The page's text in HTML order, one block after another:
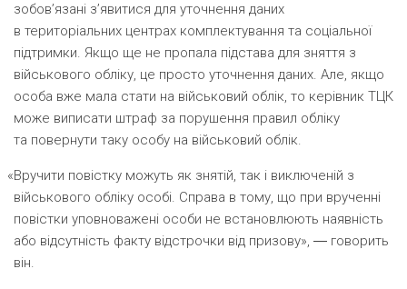
зобов’язані з’явитися для уточнення даних
в територіальних центрах комплектування та соціальної
підтримки. Якщо ще не пропала підстава для зняття з
військового обліку, це просто уточнення даних. Але, якщо
особа вже мала стати на військовий облік, то керівник ТЦК
може виписати штраф за порушення правил обліку
та повернути таку особу на військовий облік.
«Вручити повістку можуть як знятій, так і виключеній з
військового обліку особі. Справа в тому, що при врученні
повістки уповноважені особи не встановлюють наявність
або відсутність факту відстрочки від призову», ― говорить
він.